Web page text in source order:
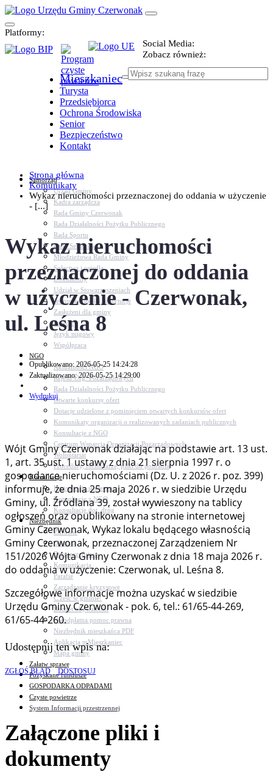
Platformy:
Social Media:
Zobacz również:
Mieszkaniec
Turysta
Przedsiębiorca
Ochrona Środowiska
Senior
Bezpieczeństwo
Kontakt
Samorząd
Urząd Gminy
Kadra zarządcza
Rada Gminy Czerwonak
Rada Działalności Pożytku Publicznego
Rada Sportu
Rada Seniorów
Młodzieżowa Rada Gminy
Sołectwa i osiedla
Dokumenty
Udział w Stowarzyszeniach
Jednostki, spółki, instytucje
Zasłużeni dla gminy
Petycje
Język migowy
Współpraca
NGO
Aktualności NGO
Rejestr Org. Pozarządowych
Rada Działalności Pożytku Publicznego
Otwarte konkursy ofert
Dotacje udzielone z pominięciem otwartych konkursów ofert
Komunikaty organizacji o realizowanych zadaniach publicznych
Konsultacje z NGO
Centrum Wsparcia Organizacji Pozarządowych
Wolontariat
Procedury, formularze, pliki do pobrania
Konsultacje
Konsultacje społeczne
Konsultacje z NGO
Konsultacje dot. dróg
Niezbędnik
Zdrowie
Oświata
Bezpieczeństwo
Komunikacja
Parafie
Zarządzanie kryzysowe
C.ześć w gminie!
Budżet obywatelski
Nieodpłatna pomoc prawna
Niezbędnik mieszkańca PDF
Aplikacja mMieszkaniec
Mapa gminy
Załatw sprawę
Pozyskane fundusze
GOSPODARKA ODPADAMI
Czyste powietrze
System Informacji przestrzennej
Strona główna
Komunikaty
Wykaz nieruchomości przeznaczonej do oddania w użyczenie
- [...]
Wykaz nieruchomości
przeznaczonej do oddania
w użyczenie - Czerwonak,
ul. Leśna 8
Opublikowano: 2026-05-25 14:24:28
Zaktualizowano: 2026-05-25 14:29:00
Wydrukuj
Wójt Gminy Czerwonak działając na podstawie art. 13 ust.
1, art. 35 ust. 1 ustawy z dnia 21 sierpnia 1997 r. o
gospodarce nieruchomościami (Dz. U. z 2026 r. poz. 399)
informuje, że dnia 25 maja 2026 r. w siedzibie Urzędu
Gminy, ul. Źródlana 39, został wywieszony na tablicy
ogłoszeń oraz opublikowany na stronie internetowej
Gminy Czerwonak, Wykaz lokalu będącego własnością
Gminy Czerwonak, przeznaczonej Zarządzeniem Nr
151/2026 Wójta Gminy Czerwonak z dnia 18 maja 2026 r.
do oddania w użyczenie: Czerwonak, ul. Leśna 8.
Szczegółowe informacje można uzyskać w siedzibie
Urzędu Gminy Czerwonak - pok. 6, tel.: 61/65-44-269,
61/65-44-260.
Udostępnij ten wpis na:
ZGŁOŚ BŁĄD DOSTOSUJ
Załączone pliki i
dokumenty